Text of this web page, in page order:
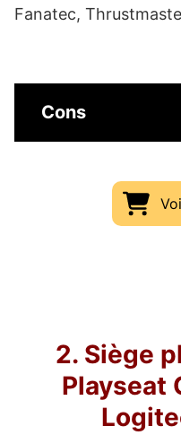
Fanatec,
Cons
2. Siège
Playseat